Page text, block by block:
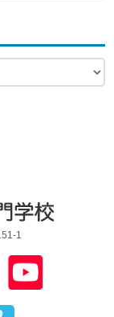
1